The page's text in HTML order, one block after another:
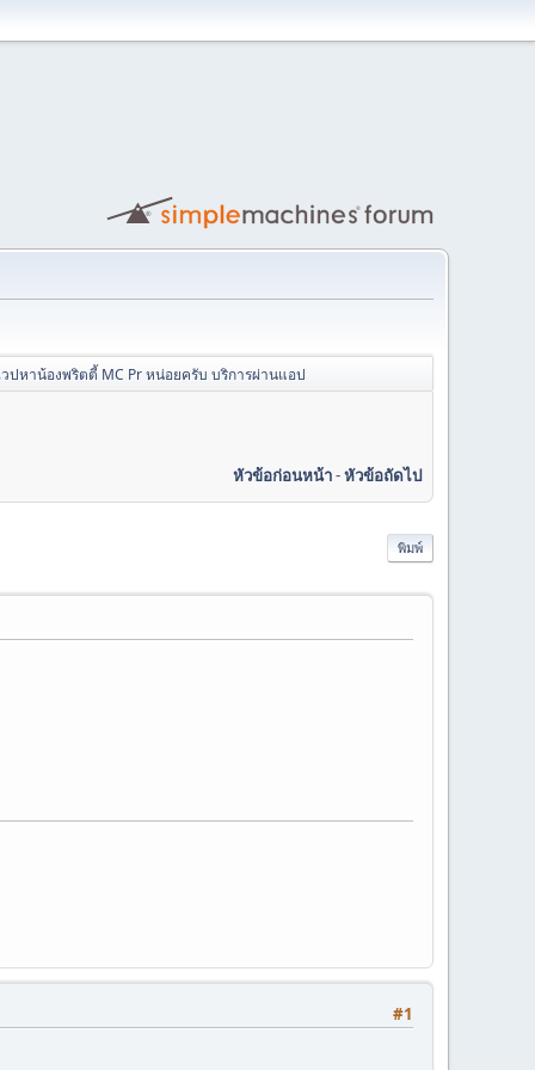
ปหาน้องพริตตี้ MC Pr หน่อยครับ บริการผ่านแอป
หัวข้อก่อนหน้า-หัวข้อถัดไป
พิมพ์
#1